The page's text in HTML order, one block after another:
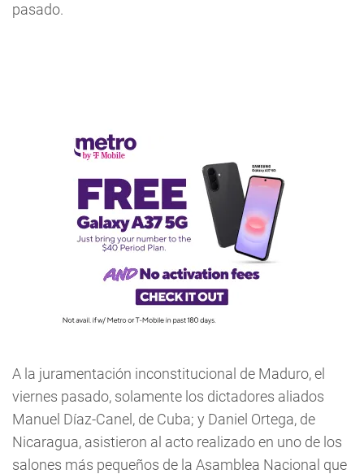
pasado.
A la juramentación inconstitucional de Maduro, el
viernes pasado, solamente los dictadores aliados
Manuel Díaz-Canel, de Cuba; y Daniel Ortega, de
Nicaragua, asistieron al acto realizado en uno de los
salones más pequeños de la Asamblea Nacional que